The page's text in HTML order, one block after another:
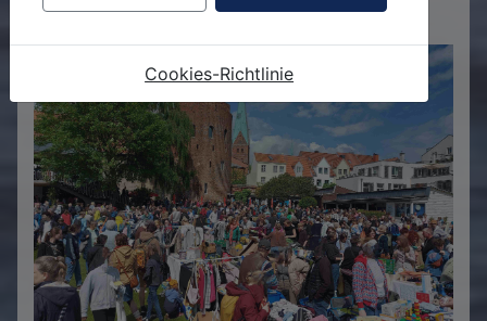
Flohmarkt
Cookies-Richtlinie